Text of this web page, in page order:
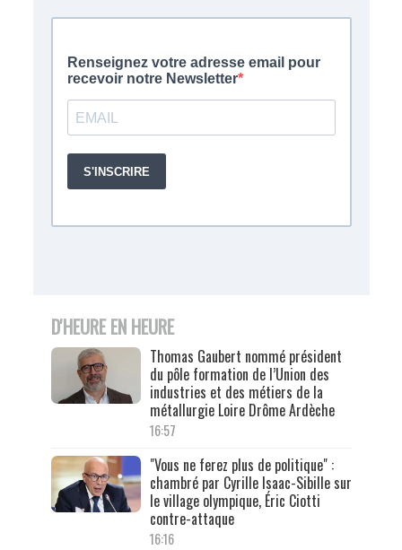
D'HEURE EN HEURE
Thomas Gaubert nommé président
du pôle formation de l’Union des
industries et des métiers de la
métallurgie Loire Drôme Ardèche
16:57
"Vous ne ferez plus de politique" :
chambré par Cyrille Isaac-Sibille sur
le village olympique, Éric Ciotti
contre-attaque
16:16